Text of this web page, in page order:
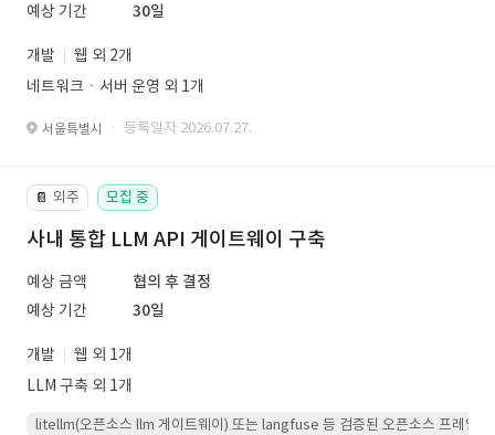
예상 기간
30일
개발
웹 외 2개
네트워크ㆍ서버 운영 외 1개
서울특별시 · 등록일자 2026.07.27.
📔 외주 모집 중
사내 통합 LLM API 게이트웨이 구축
예상 금액
협의 후 결정
예상 기간
30일
개발
웹 외 1개
LLM 구축 외 1개
litellm(오픈소스 llm 게이트웨이) 또는 langfuse 등 검증된 오픈소스 프레임워